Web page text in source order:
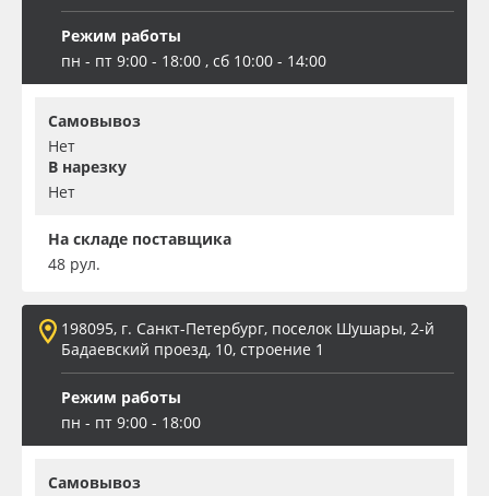
Режим работы
пн - пт 9:00 - 18:00 , сб 10:00 - 14:00
Самовывоз
Нет
В нарезку
Нет
На складе поставщика
48 рул.
198095, г. Санкт-Петербург, поселок Шушары, 2-й
Бадаевский проезд, 10, строение 1
Режим работы
пн - пт 9:00 - 18:00
Самовывоз